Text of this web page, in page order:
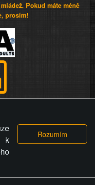
Pokud máte méně
prosím!
opatření provozovatele
fotografii nebo video na
fotografie, videa nebo
uplatnit vůči
náhradu škody nebo
k